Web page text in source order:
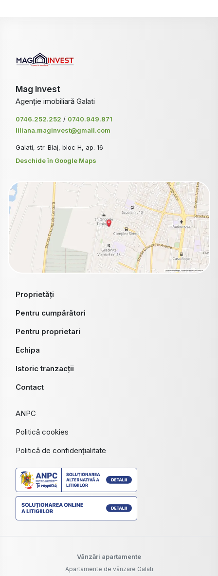
Mag Invest
Agenție imobiliară Galati
0746.252.252 / 0740.949.871
liliana.maginvest@gmail.com
Galati, str. Blaj, bloc H, ap. 16
Deschide în Google Maps
Proprietăți
Pentru cumpărători
Pentru proprietari
Echipa
Istoric tranzacții
Contact
ANPC
Politică cookies
Politică de confidențialitate
Vânzări apartamente
Apartamente de vânzare Galati